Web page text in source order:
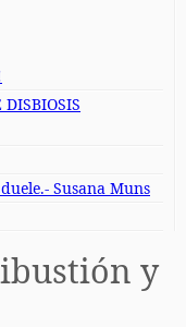
Susana Muns
y